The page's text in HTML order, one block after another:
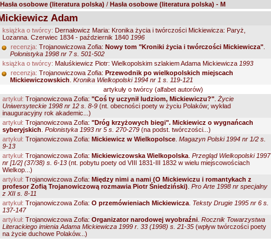
Hasła osobowe (literatura polska) / Hasła osobowe (literatura polska) - M
Adam
książka o twórcy: Dernałowicz Maria: Kronika życia i twórczości Mickiewicza: Paryż,
Lozanna. Czerwiec 1834 - październik 1840 1996
recenzja: Trojanowiczowa Zofia: Nowy tom "Kroniki życia i twórczości Mickiewicza"
Polonistyka 1998 nr 7 s. 501-502
książka o twórcy: Maluśkiewicz Piotr: Wielkopolskim szlakiem Adama Mickiewicza 1993
recenzja: Trojanowiczowa Zofia: Przewodnik po wielkopolskich miejscach
Mickiewiczowskich Kronika Wielkopolski 1994 nr 1 s. 119-121
artykuły o twórcy (alfabet autorów)
artykuł: Trojanowiczowa Zofia: "Coś ty uczynił ludziom, Mickiewiczu?" Życie
Uniwersyteckie 1998 nr 12 s. 8-9 (nt. obecności poety w życiu Polaków; wykład
inauguracyjny rok akademic...)
artykuł: Trojanowiczowa Zofia: "Dróg krzyżowych biegi". Mickiewicz o wygnańcach
syberyjskich Polonistyka 1993 nr 5 s. 270-279 (na podst. twórczości...)
artykuł: Trojanowiczowa Zofia: Mickiewicz w Wielkopolsce Magazyn Polski 1994 nr 1/2 s.
9-13
artykuł: Trojanowiczowa Zofia: Mickiewiczowska Wielkopolska Przegląd Wielkopolski 1997
nr [1/2] (37/38) s. 6-13 (nt. pobytu poety od VIII 1831-III 1832 w wielu miejscowościach
Wielkop...)
artykuł: Trojanowiczowa Zofia: Między nimi a nami (O Mickiewiczu i romantykach z
profesor Zofią Trojanowiczową rozmawia Piotr Śniedziński) Pro Arte 1998 nr specjalny
z XII s. 8-11
artykuł: Trojanowiczowa Zofia: O przemówieniach Mickiewicza Teksty Drugie 1995 nr 6 s.
137-147
artykuł: Trojanowiczowa Zofia: Organizator narodowej wyobraźni Rocznik Towarzystwa
Literackiego imienia Adama Mickiewicza 1999 r. 33 (1998) s. 21-35 (wpływ twórczości poety
na życie duchowe Polaków...)